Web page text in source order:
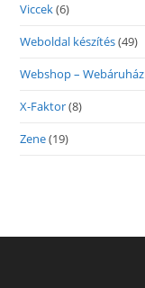
Viccek(6)
Weboldal készítés(49)
Webshop – Webáruház
X-Faktor(8)
Zene(19)